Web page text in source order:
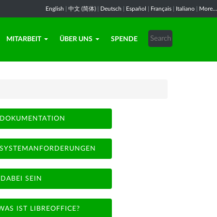
English 中文 (简体) Deutsch Español Français Italiano More...
MITARBEIT ÜBER UNS SPENDE
DOKUMENTATION
SYSTEMANFORDERUNGEN
DABEI SEIN
IST LIBREOFFICE?